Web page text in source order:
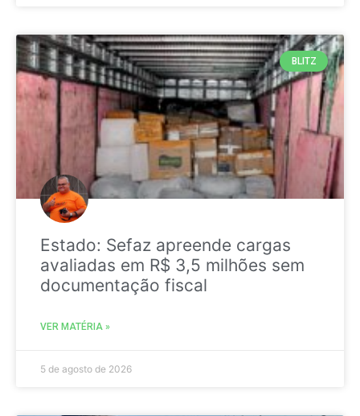
BLITZ
Estado: Sefaz apreende cargas
avaliadas em R$ 3,5 milhões sem
documentação fiscal
VER MATÉRIA »
5 de agosto de 2026